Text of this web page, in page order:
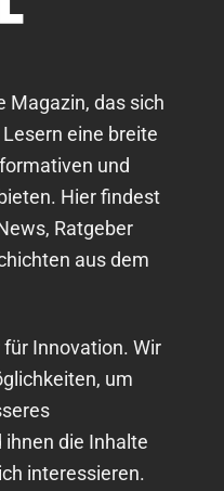
Magazin, das sich
eine breite
und
Hier findest
Ratgeber
aus dem
Innovation. Wir
um
die Inhalte
interessieren.